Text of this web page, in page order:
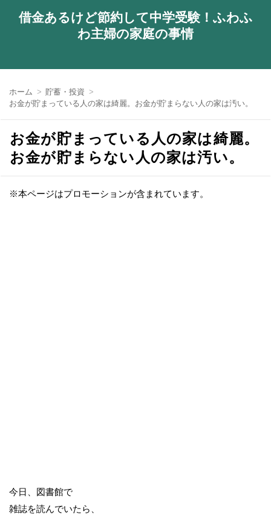
借金あるけど節約して中学受験！ふわふ
わ主婦の家庭の事情
ホーム
貯蓄・投資
お金が貯まっている人の家は綺麗。お金が貯まらない人の家は汚い。
お金が貯まっている人の家は綺麗。
お金が貯まらない人の家は汚い。
※本ページはプロモーションが含まれています。
今日、図書館で
雑誌を読んでいたら、